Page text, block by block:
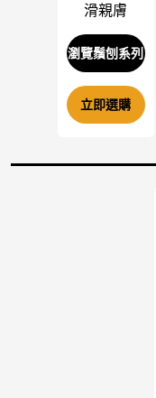
滑親膚
瀏覽鬚刨系列
立即選購